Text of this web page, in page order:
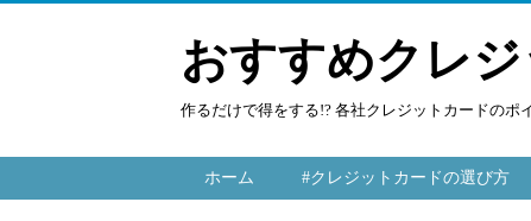
おすすめクレ
作るだけで得をする!? 各社クレジットカードのポ
ホーム #クレジットカードの選び方